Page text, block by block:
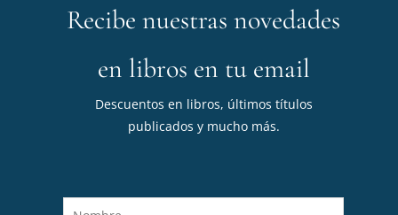
Recibe nuestras novedades
en libros en tu email
Descuentos en libros, últimos títulos
publicados y mucho más.